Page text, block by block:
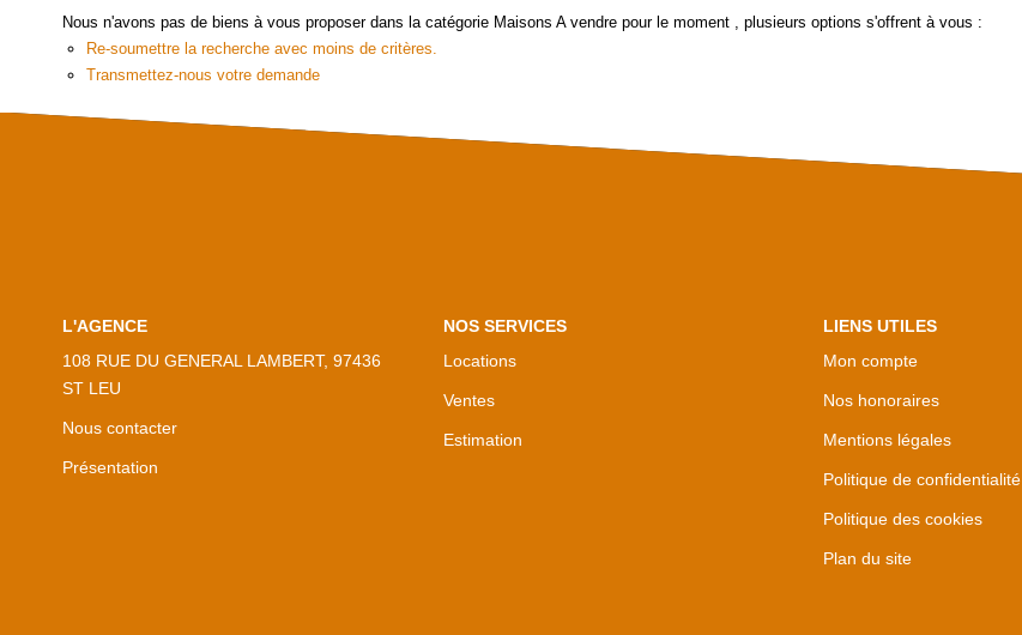
Nous n'avons pas de biens à vous proposer dans la catégorie Maisons A vendre pour le moment , plusieurs options s'offrent à vous :
Re-soumettre la recherche avec moins de critères.
Transmettez-nous votre demande
L'AGENCE
108 RUE DU GENERAL LAMBERT, 97436
ST LEU
Nous contacter
Présentation
NOS SERVICES
Locations
Ventes
Estimation
LIENS UTILES
Mon compte
Nos honoraires
Mentions légales
Politique de confidentialité
Politique des cookies
Plan du site